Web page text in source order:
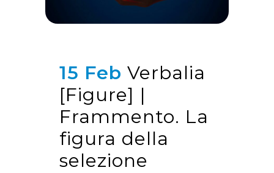
15 Feb Verbalia
[Figure] |
Frammento. La
figura della
selezione